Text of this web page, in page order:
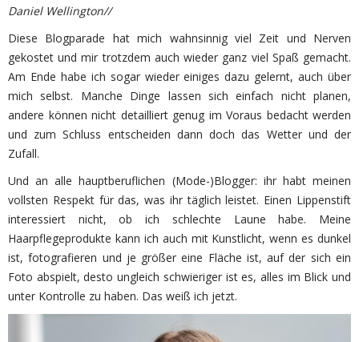
Daniel Wellington//
Diese Blogparade hat mich wahnsinnig viel Zeit und Nerven
gekostet und mir trotzdem auch wieder ganz viel Spaß gemacht.
Am Ende habe ich sogar wieder einiges dazu gelernt, auch über
mich selbst. Manche Dinge lassen sich einfach nicht planen,
andere können nicht detailliert genug im Voraus bedacht werden
und zum Schluss entscheiden dann doch das Wetter und der
Zufall.
Und an alle hauptberuflichen (Mode-)Blogger: ihr habt meinen
vollsten Respekt für das, was ihr täglich leistet. Einen Lippenstift
interessiert nicht, ob ich schlechte Laune habe. Meine
Haarpflegeprodukte kann ich auch mit Kunstlicht, wenn es dunkel
ist, fotografieren und je größer eine Fläche ist, auf der sich ein
Foto abspielt, desto ungleich schwieriger ist es, alles im Blick und
unter Kontrolle zu haben. Das weiß ich jetzt.